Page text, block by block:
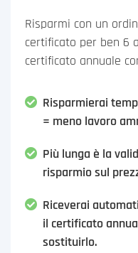
Risparmi con un
certificato per ben 6
certificato annuale
Risparmierai
= meno lavoro
Più lunga è la
risparmio sul
Riceverai
il certificato
sostituirlo.